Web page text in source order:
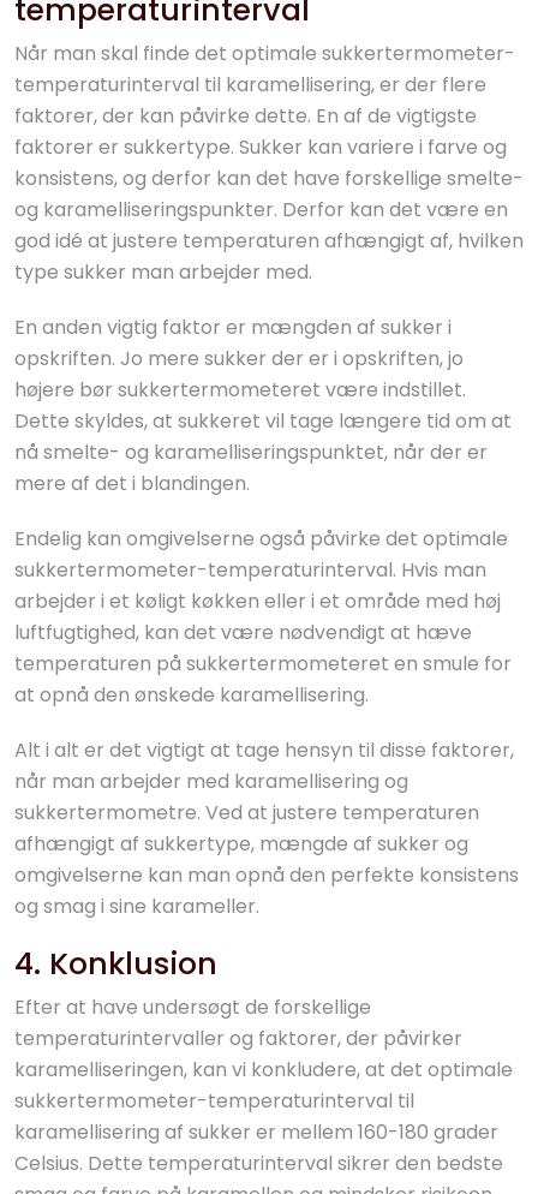
temperaturinterval
Når man skal finde det optimale sukkertermometer-
temperaturinterval til karamellisering, er der flere
faktorer, der kan påvirke dette. En af de vigtigste
faktorer er sukkertype. Sukker kan variere i farve og
konsistens, og derfor kan det have forskellige smelte-
og karamelliseringspunkter. Derfor kan det være en
god idé at justere temperaturen afhængigt af, hvilken
type sukker man arbejder med.
En anden vigtig faktor er mængden af sukker i
opskriften. Jo mere sukker der er i opskriften, jo
højere bør sukkertermometeret være indstillet.
Dette skyldes, at sukkeret vil tage længere tid om at
nå smelte- og karamelliseringspunktet, når der er
mere af det i blandingen.
Endelig kan omgivelserne også påvirke det optimale
sukkertermometer-temperaturinterval. Hvis man
arbejder i et køligt køkken eller i et område med høj
luftfugtighed, kan det være nødvendigt at hæve
temperaturen på sukkertermometeret en smule for
at opnå den ønskede karamellisering.
Alt i alt er det vigtigt at tage hensyn til disse faktorer,
når man arbejder med karamellisering og
sukkertermometre. Ved at justere temperaturen
afhængigt af sukkertype, mængde af sukker og
omgivelserne kan man opnå den perfekte konsistens
og smag i sine karameller.
4. Konklusion
Efter at have undersøgt de forskellige
temperaturintervaller og faktorer, der påvirker
karamelliseringen, kan vi konkludere, at det optimale
sukkertermometer-temperaturinterval til
karamellisering af sukker er mellem 160-180 grader
Celsius. Dette temperaturinterval sikrer den bedste